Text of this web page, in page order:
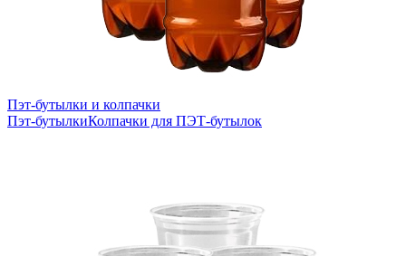
Пэт-бутылки и колпачки
Пэт-бутылкиКолпачки для ПЭТ-бутылок